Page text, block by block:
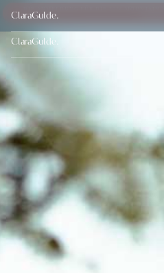
DIE ANMELDUNG FÜR DIE 2026
ClaraGulde.
ClaraGulde.